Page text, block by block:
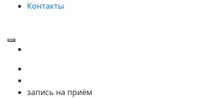
Контакты
запись на приём